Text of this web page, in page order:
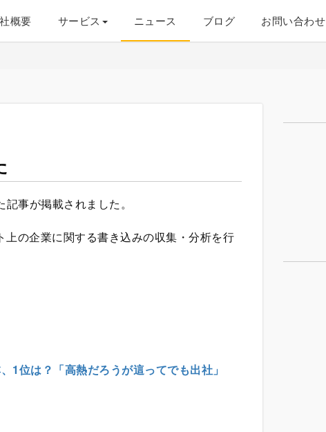
概要 サービス ニュース ブログ お問い合わせ
事が掲載されました。
の企業に関する書き込みの収集・分析を行
1位は？「高熱だろうが這ってでも出社」